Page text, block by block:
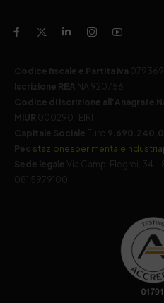
Codice fiscale e Partita Iva
Iscrizione REA NA 920756
Codice di iscrizione all’Anagrafe
MIUR 000290_EIRI
Capitale Sociale Euro
Pec
Sede legale
Via Campi Flegrei, 34
081 5979100